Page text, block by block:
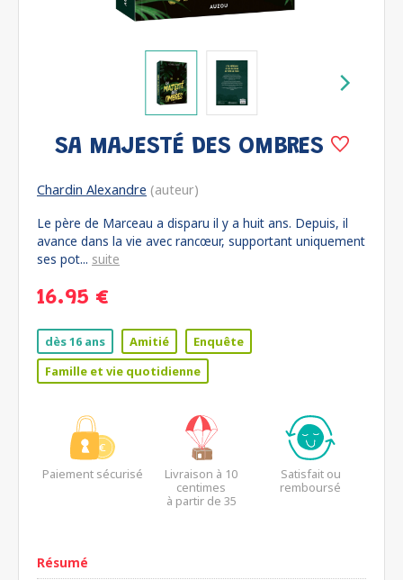
SA MAJESTÉ DES OMBRES
Chardin Alexandre (auteur)
Le père de Marceau a disparu il y a huit ans. Depuis, il
avance dans la vie avec rancœur, supportant uniquement
ses pot... suite
16.95 €
dès 16 ans Amitié
Enquête
Famille et vie quotidienne
Paiement sécurisé
Livraison à 10
centimes
à partir de 35
Satisfait ou
remboursé
Résumé